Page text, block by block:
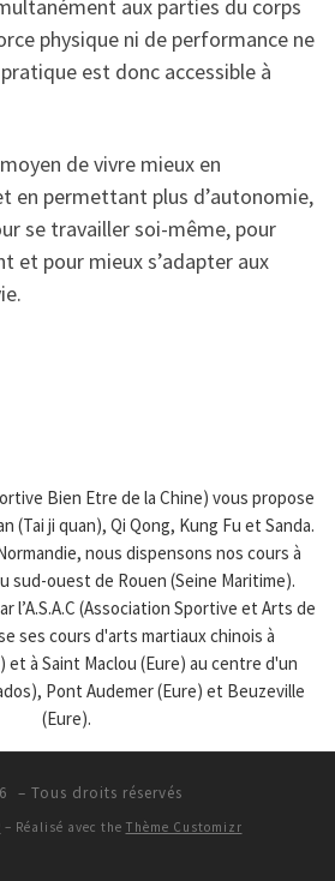
aux parties du corps
physique ni de performance ne
est donc accessible à
de vivre mieux en
en permettant plus d’autonomie,
se travailler soi-même, pour
et pour mieux s’adapter aux
Bien Etre de la Chine) vous propose
(Tai ji quan), Qi Qong, Kung Fu et Sanda.
nous dispensons nos cours à
sud-ouest de Rouen (Seine Maritime).
l’A.S.A.C (Association Sportive et Arts de
ses cours d'arts martiaux chinois à
à Saint Maclou (Eure) au centre d'un
Pont Audemer (Eure) et Beuzeville
(Eure).
– Tous droits réservés
– Réalisé avec the Thème Customizr